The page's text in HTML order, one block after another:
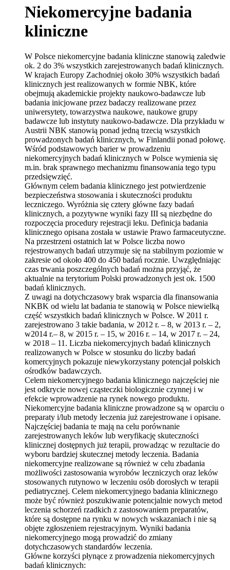
Niekomercyjne badania
kliniczne
W Polsce niekomercyjne badania kliniczne stanowią zaledwie
ok. 2 do 3% wszystkich zarejestrowanych badań klinicznych.
W krajach Europy Zachodniej około 30% wszystkich badań
klinicznych jest realizowanych w formie NBK, które
obejmują akademickie projekty naukowo-badawcze lub
badania inicjowane przez badaczy realizowane przez
uniwersytety, towarzystwa naukowe, naukowe grupy
badawcze lub instytuty naukowo-badawcze. Dla przykładu w
Austrii NBK stanowią ponad jedną trzecią wszystkich
prowadzonych badań klinicznych, w Finlandii ponad połowę.
Wśród podstawowych barier w prowadzeniu
niekomercyjnych badań klinicznych w Polsce wymienia się
m.in. brak sprawnego mechanizmu finansowania tego typu
przedsięwzięć.
Głównym celem badania klinicznego jest potwierdzenie
bezpieczeństwa stosowania i skuteczności produktu
leczniczego. Wyróżnia się cztery główne fazy badań
klinicznych, a pozytywne wyniki fazy III są niezbędne do
rozpoczęcia procedury rejestracji leku. Definicja badania
klinicznego opisana została w ustawie Prawo farmaceutyczne.
Na przestrzeni ostatnich lat w Polsce liczba nowo
rejestrowanych badań utrzymuje się na stabilnym poziomie w
zakresie od około 400 do 450 badań rocznie. Uwzględniając
czas trwania poszczególnych badań można przyjąć, że
aktualnie na terytorium Polski prowadzonych jest ok. 1500
badań klinicznych.
Z uwagi na dotychczasowy brak wsparcia dla finansowania
NKBK od wielu lat badania te stanowią w Polsce niewielką
część wszystkich badań klinicznych w Polsce. W 2011 r.
zarejestrowano 3 takie badania, w 2012 r. – 8, w 2013 r. – 2,
w2014 r.– 8, w 2015 r. – 15, w 2016 r. – 14, w 2017 r. – 24,
w 2018 – 11. Liczba niekomercyjnych badań klinicznych
realizowanych w Polsce w stosunku do liczby badań
komercyjnych pokazuje niewykorzystany potencjał polskich
ośrodków badawczych.
Celem niekomercyjnego badania klinicznego najczęściej nie
jest odkrycie nowej cząsteczki biologicznie czynnej i w
efekcie wprowadzenie na rynek nowego produktu.
Niekomercyjne badania kliniczne prowadzone są w oparciu o
preparaty i/lub metody leczenia już zarejestrowane i opisane.
Najczęściej badania te mają na celu porównanie
zarejestrowanych leków lub weryfikację skuteczności
klinicznej dostępnych już terapii, prowadząc w rezultacie do
wyboru bardziej skutecznej metody leczenia. Badania
niekomercyjne realizowane są również w celu zbadania
możliwości zastosowania wyrobów leczniczych oraz leków
stosowanych rutynowo w leczeniu osób dorosłych w terapii
pediatrycznej. Celem niekomercyjnego badania klinicznego
może być również poszukiwanie potencjalnie nowych metod
leczenia schorzeń rzadkich z zastosowaniem preparatów,
które są dostępne na rynku w nowych wskazaniach i nie są
objęte zgłoszeniem rejestracyjnym. Wyniki badania
niekomercyjnego mogą prowadzić do zmiany
dotychczasowych standardów leczenia.
Główne korzyści płynące z prowadzenia niekomercyjnych
badań klinicznych: